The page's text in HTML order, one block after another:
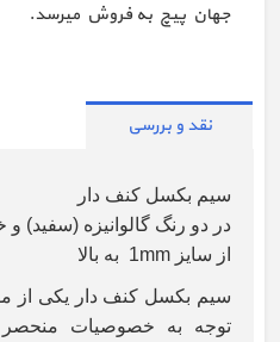
جهان پیچ به فروش میرسد.
نقد و بررسی
سیم بکسل کنف دار
در دو رنگ گالوانیزه (سفید) و
از سایز 1mm به بالا
سیم بکسل کنف دار یکی از
توجه به خصوصیات منحصر